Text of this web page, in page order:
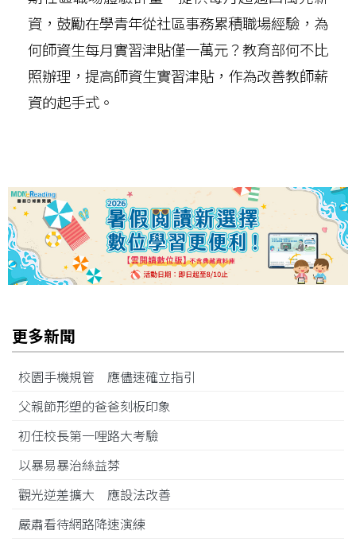
資，鼓勵在學青年從社區事務累積職場經驗，為
何師資生每月實習津貼僅一萬元？教育部何不比
照辦理，提高師資生實習津貼，作為改善教師薪
資的起手式。
更多新聞
校園手機規管 應儘速確立指引
父親節形塑的爸爸刻板印象
初任校長第一哩路大考驗
以暴易暴治絲益棼
觀光逆差擴大 應設法改善
嚴肅看待網路降速演練